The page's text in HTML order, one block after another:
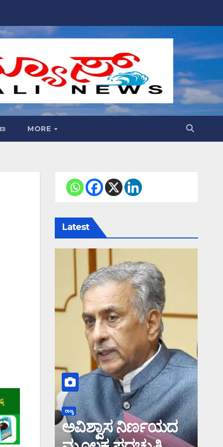
MORE
Latest
ರಾಜ್ಯ
ಅವಿಶ್ವಾಸ ನಿರ್ಣಯದ